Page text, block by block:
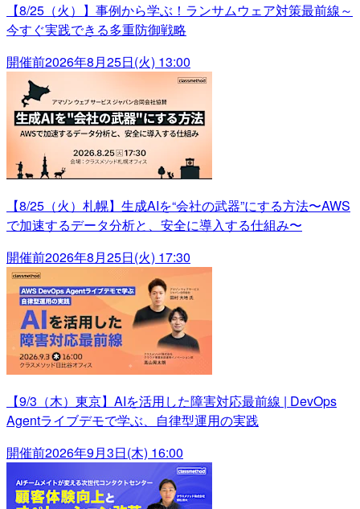
【8/25（火）】事例から学ぶ！ランサムウェア対策最前線～
今すぐ実践できる多重防御戦略
開催前2026年8月25日(火) 13:00
【8/25（火）札幌】生成AIを“会社の武器”にする方法〜AWS
で加速するデータ分析と、安全に導入する仕組み〜
開催前2026年8月25日(火) 17:30
【9/3（木）東京】AIを活用した障害対応最前線 | DevOps
Agentライブデモで学ぶ、自律型運用の実践
開催前2026年9月3日(木) 16:00